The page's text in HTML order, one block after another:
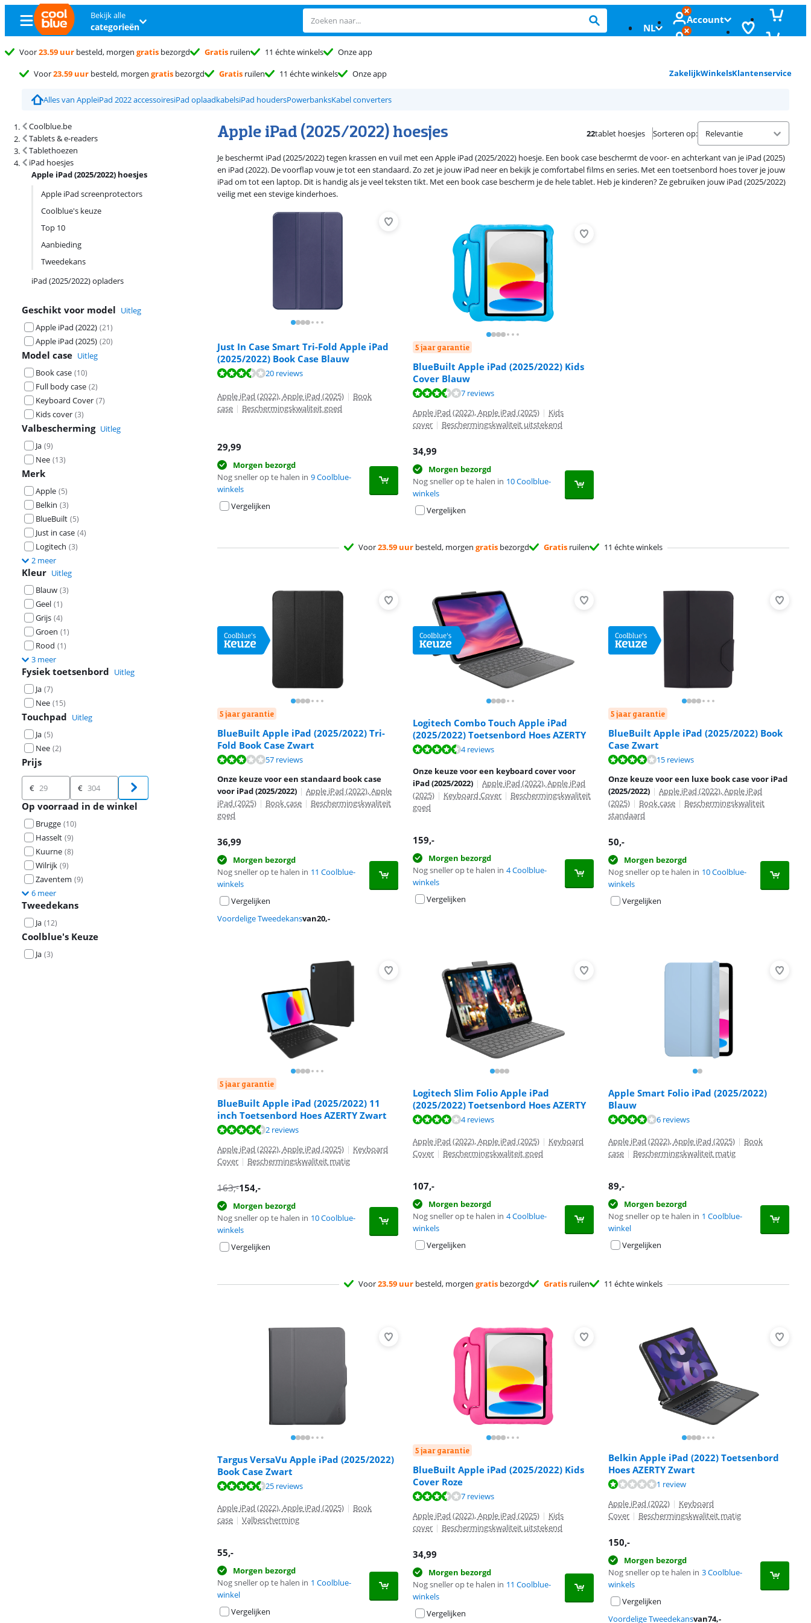
Bekijk alle
categorieën NL
Account
Voor23.59 uur besteld, morgen gratis bezorgd Gratis ruilen 11 échte winkels
Onze app
Voor23.59 uur besteld, morgen gratis bezorgd Gratis ruilen 11 échte winkels Onze app ZakelijkWinkelsKlantenservice
Alles van AppleiPad 2022 accessoiresiPad oplaadkabelsiPad houdersPowerbanksKabel converters
Coolblue.be
Tablets & e-readers
Tablethoezen
iPad hoesjes
Apple iPad (2025/2022) hoesjes
Apple iPad screenprotectors
Coolblue's keuze
Top 10
Aanbieding
Tweedekans
iPad (2025/2022) opladers
Geschikt voor model Uitleg
Apple iPad (2022) (21)
Apple iPad (2025) (20)
Model case Uitleg
Book case (10)
Full body case (2)
Keyboard Cover (7)
Kids cover (3)
Valbescherming Uitleg
Ja (9)
Nee (13)
Merk
Apple (5)
Belkin (3)
BlueBuilt (5)
Just in case (4)
Logitech (3)
2 meer
Kleur Uitleg
Blauw (3)
Geel (1)
Grijs (4)
Groen (1)
Rood (1)
3 meer
Fysiek toetsenbord Uitleg
Ja (7)
Nee (15)
Touchpad Uitleg
Ja (5)
Nee (2)
Prijs
Prijs
€ €
Op voorraad in de winkel
Brugge (10)
Hasselt (9)
Kuurne (8)
Wilrijk (9)
Zaventem (9)
6 meer
Tweedekans
Ja (12)
Coolblue's Keuze
Ja (3)
Apple iPad (2025/2022) hoesjes
Zoekresultaten en sortering
22tablet hoesjes Sorteren op:
Je beschermt iPad (2025/2022) tegen krassen en vuil met een Apple iPad (2025/2022) hoesje. Een book case beschermt de voor- en achterkant van je iPad (2025)
en iPad (2022). De voorflap vouw je tot een standaard. Zo zet je jouw iPad neer en bekijk je comfortabel films en series. Met een toetsenbord hoes tover je jouw
iPad om tot een laptop. Dit is handig als je veel teksten tikt. Met een book case bescherm je de hele tablet. Heb je kinderen? Ze gebruiken jouw iPad (2025/2022)
veilig met een stevige kinderhoes.
Just In Case Smart Tri-Fold Apple iPad
(2025/2022) Book Case Blauw
Beoordeling is 7,4 van de 10, gebaseerd op 20 reviews.
20 reviews
Apple iPad (2022), Apple iPad (2025) | Book
case | Beschermingskwaliteit goed
29,99
Morgen bezorgd
Nog sneller op te halen in 9 Coolblue-
winkels
Vergelijken
5 jaar garantie
BlueBuilt Apple iPad (2025/2022) Kids
Cover Blauw
Beoordeling is 6,7 van de 10, gebaseerd op 7 reviews.
7 reviews
Apple iPad (2022), Apple iPad (2025) | Kids
cover | Beschermingskwaliteit uitstekend
34,99
Morgen bezorgd
Nog sneller op te halen in 10 Coolblue-
winkels
Vergelijken
Voor23.59 uur besteld, morgen gratis bezorgd Gratis ruilen 11 échte winkels
5 jaar garantie
BlueBuilt Apple iPad (2025/2022) Tri-
Fold Book Case Zwart
Beoordeling is 6,2 van de 10, gebaseerd op 57 reviews.
57 reviews
Onze keuze voor een standaard book case
voor iPad (2025/2022) | Apple iPad (2022), Apple
iPad (2025) | Book case | Beschermingskwaliteit
goed
36,99
Morgen bezorgd
Nog sneller op te halen in 11 Coolblue-
winkels
Vergelijken
Voordelige Tweedekansvan20,-
Logitech Combo Touch Apple iPad
(2025/2022) Toetsenbord Hoes AZERTY
Beoordeling is 9,1 van de 10, gebaseerd op 4 reviews.
4 reviews
Onze keuze voor een keyboard cover voor
iPad (2025/2022) | Apple iPad (2022), Apple iPad
(2025) | Keyboard Cover | Beschermingskwaliteit
goed
159,-
Morgen bezorgd
Nog sneller op te halen in 4 Coolblue-
winkels
Vergelijken
5 jaar garantie
BlueBuilt Apple iPad (2025/2022) Book
Case Zwart
Beoordeling is 8,3 van de 10, gebaseerd op 15 reviews.
15 reviews
Onze keuze voor een luxe book case voor iPad
(2025/2022) | Apple iPad (2022), Apple iPad
(2025) | Book case | Beschermingskwaliteit
standaard
50,-
Morgen bezorgd
Nog sneller op te halen in 10 Coolblue-
winkels
Vergelijken
5 jaar garantie
BlueBuilt Apple iPad (2025/2022) 11
inch Toetsenbord Hoes AZERTY Zwart
Beoordeling is 9,0 van de 10, gebaseerd op 2 reviews.
2 reviews
Apple iPad (2022), Apple iPad (2025) | Keyboard
Cover | Beschermingskwaliteit matig
163,-154,-
Morgen bezorgd
Nog sneller op te halen in 10 Coolblue-
winkels
Vergelijken
Logitech Slim Folio Apple iPad
(2025/2022) Toetsenbord Hoes AZERTY
Beoordeling is 8,2 van de 10, gebaseerd op 4 reviews.
4 reviews
Apple iPad (2022), Apple iPad (2025) | Keyboard
Cover | Beschermingskwaliteit goed
107,-
Morgen bezorgd
Nog sneller op te halen in 4 Coolblue-
winkels
Vergelijken
Apple Smart Folio iPad (2025/2022)
Blauw
Beoordeling is 7,5 van de 10, gebaseerd op 6 reviews.
6 reviews
Apple iPad (2022), Apple iPad (2025) | Book
case | Beschermingskwaliteit matig
89,-
Morgen bezorgd
Nog sneller op te halen in 1 Coolblue-
winkel
Vergelijken
Voor23.59 uur besteld, morgen gratis bezorgd Gratis ruilen 11 échte winkels
Targus VersaVu Apple iPad (2025/2022)
Book Case Zwart
Beoordeling is 8,6 van de 10, gebaseerd op 25 reviews.
25 reviews
Apple iPad (2022), Apple iPad (2025) | Book
case | Valbescherming
55,-
Morgen bezorgd
Nog sneller op te halen in 1 Coolblue-
winkel
Vergelijken
5 jaar garantie
BlueBuilt Apple iPad (2025/2022) Kids
Cover Roze
7 reviews
Apple iPad (2022), Apple iPad (2025) | Kids
cover | Beschermingskwaliteit uitstekend
34,99
Morgen bezorgd
Nog sneller op te halen in 11 Coolblue-
winkels
Vergelijken
Belkin Apple iPad (2022) Toetsenbord
Hoes AZERTY Zwart
Beoordeling is 2,0 van de 10, gebaseerd op 1 review.
1 review
Apple iPad (2022) | Keyboard
Cover | Beschermingskwaliteit matig
150,-
Morgen bezorgd
Nog sneller op te halen in 3 Coolblue-
winkels
Vergelijken
Voordelige Tweedekansvan74,-